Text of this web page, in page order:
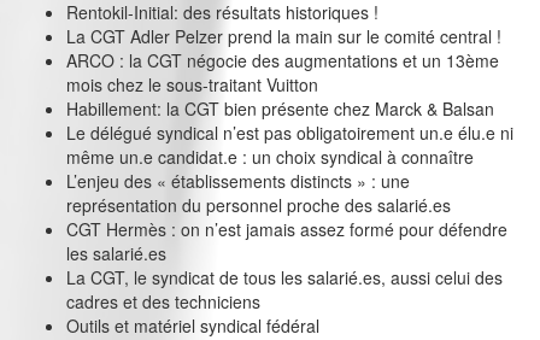
Rentokil-Initial: des résultats historiques !
La CGT Adler Pelzer prend la main sur le comité central !
ARCO : la CGT négocie des augmentations et un 13ème
mois chez le sous-traitant Vuitton
Habillement: la CGT bien présente chez Marck & Balsan
Le délégué syndical n’est pas obligatoirement un.e élu.e ni
même un.e candidat.e : un choix syndical à connaître
L’enjeu des « établissements distincts » : une
représentation du personnel proche des salarié.es
CGT Hermès : on n’est jamais assez formé pour défendre
les salarié.es
La CGT, le syndicat de tous les salarié.es, aussi celui des
cadres et des techniciens
Outils et matériel syndical fédéral